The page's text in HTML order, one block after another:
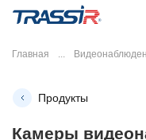
Главная
Продукты
Камеры